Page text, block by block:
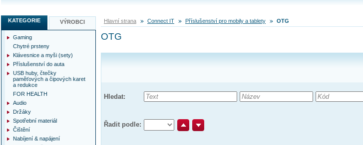
Hlavní strana Connect IT Příslušenství pro mobily a tablety OTG
OTG
Hledat:
Řadit podle:
KATEGORIE VÝROBCI
Gaming
Chytré prsteny
Klávesnice a myši (sety)
Příslušenství do auta
USB huby, čtečky
paměťových a čipových karet
a redukce
FOR HEALTH
Audio
Držáky
Spotřební materiál
Čištění
Nabíjení & napájení